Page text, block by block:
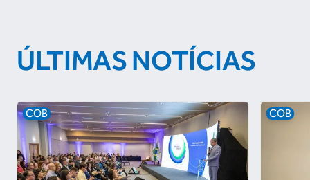
ÚLTIMAS NOTÍCIAS
COB COB